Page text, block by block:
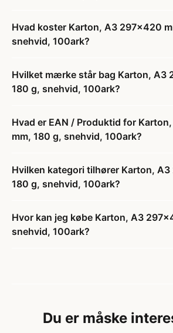
Hvad koster Karton, A3 297x420
snehvid, 100ark?
Hvilket mærke står bag Karton, A3
180 g, snehvid, 100ark?
Hvad er EAN / Produktid for
mm, 180 g, snehvid, 100ark?
Hvilken kategori tilhører Karton,
180 g, snehvid, 100ark?
Hvor kan jeg købe Karton, A3
snehvid, 100ark?
Du er måske